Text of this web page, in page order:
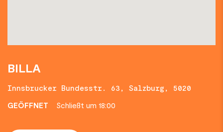
BILLA
Innsbrucker Bundesstr. 63, Salzburg, 5020
GEÖFFNET
Schließt um 18:00